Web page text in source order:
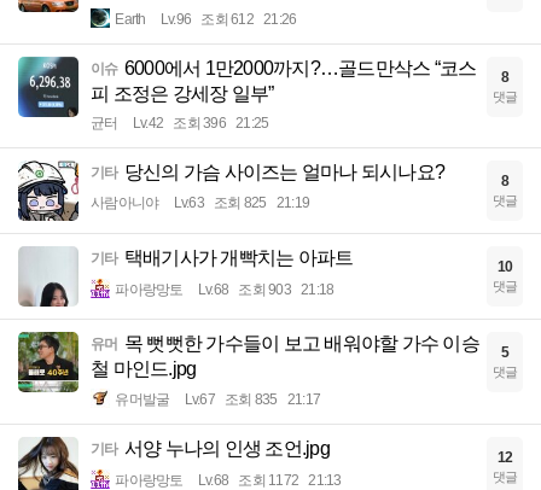
Earth Lv.96 조회 612 21:26
이슈 6000에서 1만2000까지?…골드만삭스 “코스
피 조정은 강세장 일부”
균터 Lv.42 조회 396 21:25
8
댓글
기타 당신의 가슴 사이즈는 얼마나 되시나요?
사람아니야 Lv.63 조회 825 21:19
8
댓글
기타 택배기사가 개빡치는 아파트
파아랑망토 Lv.68 조회 903 21:18
10
댓글
유머 목 뻣뻣한 가수들이 보고 배워야할 가수 이승
철 마인드.jpg
유머발굴 Lv.67 조회 835 21:17
5
댓글
기타 서양 누나의 인생 조언.jpg
파아랑망토 Lv.68 조회 1172 21:13
12
댓글